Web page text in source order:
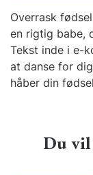
Overrask
en rigtig babe,
Tekst inde i e-
at danse for
håber din
Du vil